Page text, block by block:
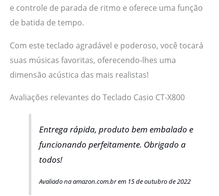
e controle de parada de ritmo e oferece uma função
de batida de tempo.
Com este teclado agradável e poderoso, você tocará
suas músicas favoritas, oferecendo-lhes uma
dimensão acústica das mais realistas!
Avaliações relevantes do Teclado Casio CT-X800
Entrega rápida, produto bem embalado e
funcionando perfeitamente. Obrigado a
todos!
Avaliado na amazon.com.br em 15 de outubro de 2022